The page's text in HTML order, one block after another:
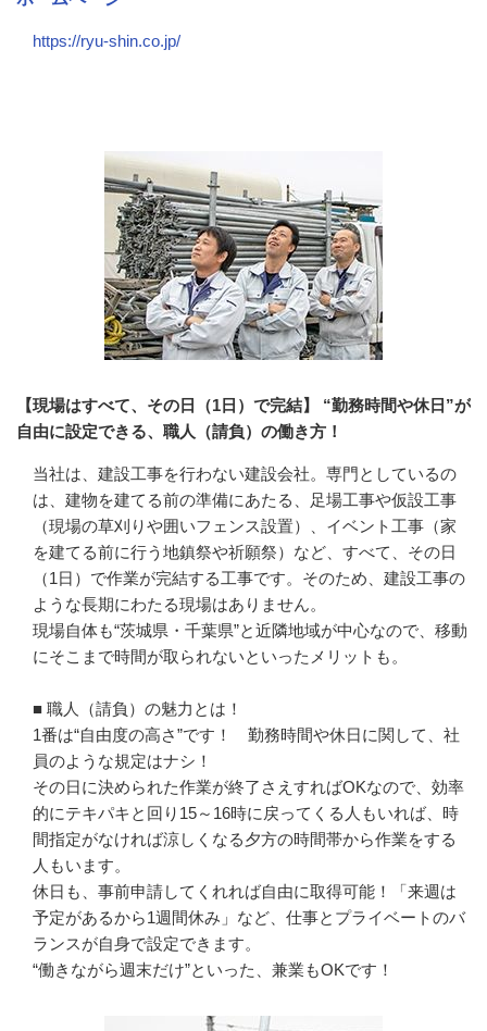
https://ryu-shin.co.jp/
【現場はすべて、その日（1日）で完結】 “勤務時間や休日”が
自由に設定できる、職人（請負）の働き方！
当社は、建設工事を行わない建設会社。専門としているの
は、建物を建てる前の準備にあたる、足場工事や仮設工事
（現場の草刈りや囲いフェンス設置）、イベント工事（家
を建てる前に行う地鎮祭や祈願祭）など、すべて、その日
（1日）で作業が完結する工事です。そのため、建設工事の
ような長期にわたる現場はありません。
現場自体も“茨城県・千葉県”と近隣地域が中心なので、移動
にそこまで時間が取られないといったメリットも。
■ 職人（請負）の魅力とは！
1番は“自由度の高さ”です！　勤務時間や休日に関して、社
員のような規定はナシ！
その日に決められた作業が終了さえすればOKなので、効率
的にテキパキと回り15～16時に戻ってくる人もいれば、時
間指定がなければ涼しくなる夕方の時間帯から作業をする
人もいます。
休日も、事前申請してくれれば自由に取得可能！「来週は
予定があるから1週間休み」など、仕事とプライベートのバ
ランスが自身で設定できます。
“働きながら週末だけ”といった、兼業もOKです！